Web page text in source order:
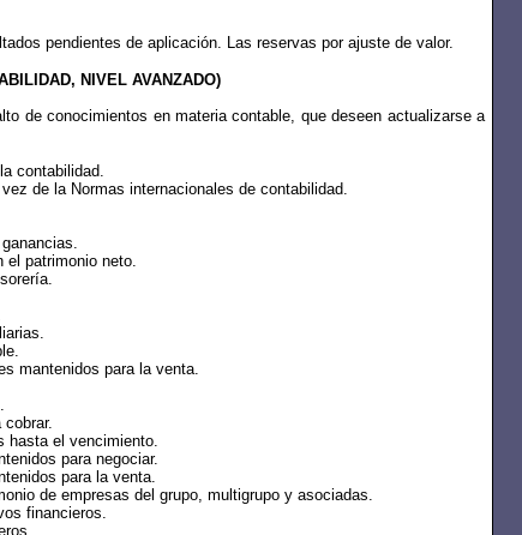
pendientes de aplicación. Las reservas por ajuste de valor.
NIVEL AVANZADO)
de conocimientos en materia contable, que deseen actualizarse a
contabilidad.
de la Normas internacionales de contabilidad.
patrimonio neto.
mantenidos para la venta.
hasta el vencimiento.
para negociar.
para la venta.
de empresas del grupo, multigrupo y asociadas.
financieros.